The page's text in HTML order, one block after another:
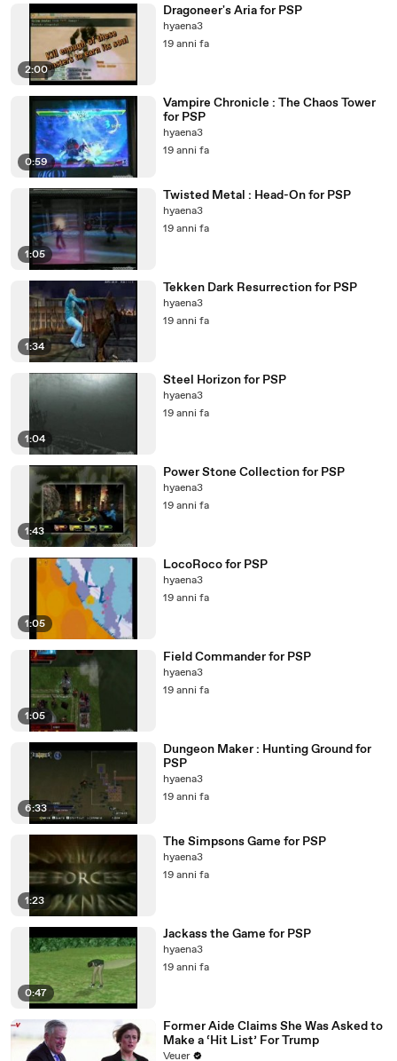
2:00
Dragoneer's Aria for PSP
hyaena3
19 anni fa
0:59
Vampire Chronicle : The Chaos Tower
for PSP
hyaena3
19 anni fa
1:05
Twisted Metal : Head-On for PSP
hyaena3
19 anni fa
1:34
Tekken Dark Resurrection for PSP
hyaena3
19 anni fa
1:04
Steel Horizon for PSP
hyaena3
19 anni fa
1:43
Power Stone Collection for PSP
hyaena3
19 anni fa
1:05
LocoRoco for PSP
hyaena3
19 anni fa
1:05
Field Commander for PSP
hyaena3
19 anni fa
6:33
Dungeon Maker : Hunting Ground for
PSP
hyaena3
19 anni fa
1:23
The Simpsons Game for PSP
hyaena3
19 anni fa
0:47
Jackass the Game for PSP
hyaena3
19 anni fa
Former Aide Claims She Was Asked to
Make a ‘Hit List’ For Trump
Veuer